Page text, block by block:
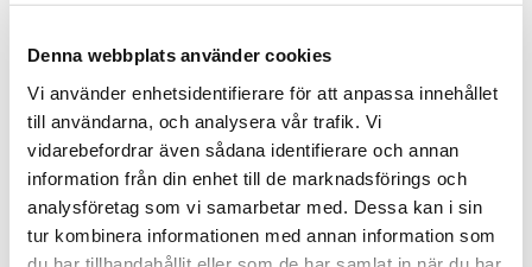
Denna webbplats använder cookies
Vi använder enhetsidentifierare för att anpassa innehållet
till användarna, och analysera vår trafik. Vi
vidarebefordrar även sådana identifierare och annan
information från din enhet till de marknadsförings och
analysföretag som vi samarbetar med. Dessa kan i sin
tur kombinera informationen med annan information som
områdetKorta tekniska tips med produktfokus
APPLIKATIONSSIDOR
Fjärrövervakning och biofeedback